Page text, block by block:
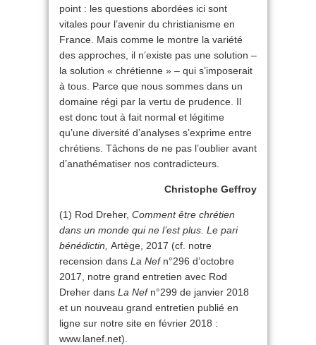
point : les questions abordées ici sont
vitales pour l’avenir du christianisme en
France. Mais comme le montre la variété
des approches, il n’existe pas une solution –
la solution « chrétienne » – qui s’imposerait
à tous. Parce que nous sommes dans un
domaine régi par la vertu de prudence. Il
est donc tout à fait normal et légitime
qu’une diversité d’analyses s’exprime entre
chrétiens. Tâchons de ne pas l’oublier avant
d’anathématiser nos contradicteurs.
Christophe Geffroy
(1) Rod Dreher, Comment être chrétien
dans un monde qui ne l’est plus. Le pari
bénédictin, Artège, 2017 (cf. notre
recension dans La Nefn°296 d’octobre
2017, notre grand entretien avec Rod
Dreher dans La Nefn°299 de janvier 2018
et un nouveau grand entretien publié en
ligne sur notre site en février 2018 :
www.lanef.net).